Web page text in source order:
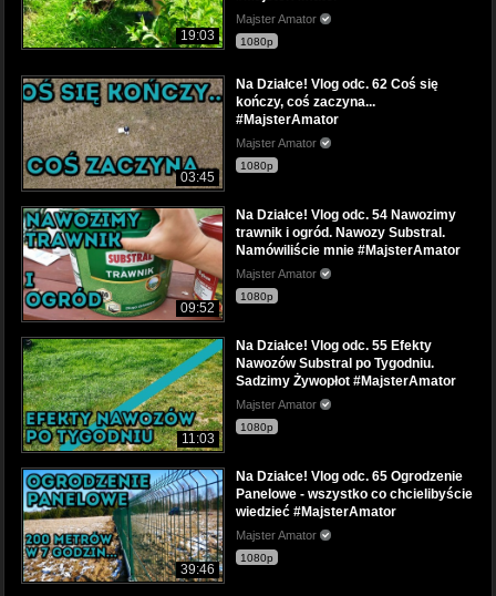
19:03
Majster Amator
1080p
03:45
Na Działce! Vlog odc. 62 Coś się
kończy, coś zaczyna...
#MajsterAmator
Majster Amator
1080p
09:52
Na Działce! Vlog odc. 54 Nawozimy
trawnik i ogród. Nawozy Substral.
Namówiliście mnie #MajsterAmator
Majster Amator
1080p
11:03
Na Działce! Vlog odc. 55 Efekty
Nawozów Substral po Tygodniu.
Sadzimy Żywopłot #MajsterAmator
Majster Amator
1080p
39:46
Na Działce! Vlog odc. 65 Ogrodzenie
Panelowe - wszystko co chcielibyście
wiedzieć #MajsterAmator
Majster Amator
1080p